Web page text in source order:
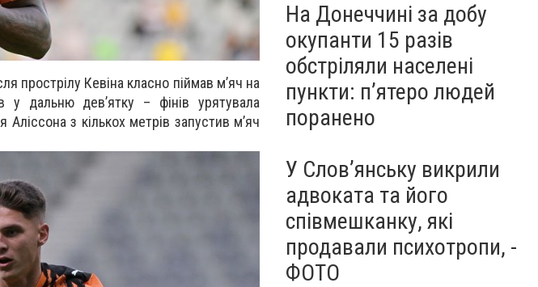
прострілу Кевіна класно піймав мʼяч на
дальню девʼятку – фінів урятувала
з кількох метрів запустив мʼяч
На Донеччині за добу
окупанти 15 разів
обстріляли населені
пункти: пʼятеро людей
поранено
У Слов’янську викрили
адвоката та його
співмешканку, які
продавали психотропи, -
ФОТО